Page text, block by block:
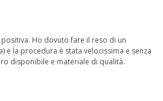
Ho dovuto fare il reso di un
e la procedura è stata velocissima e senza
disponibile e materiale di qualità.